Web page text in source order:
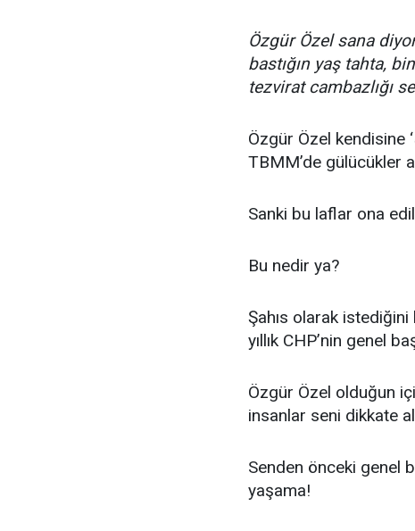
Özgür Özel sana
bastığın yaş tahta,
tezvirat cambazlığı
Özgür Özel kendisine ‘
TBMM’de gülücükler
Sanki bu laflar ona
Bu nedir ya?
Şahıs olarak
yıllık CHP’nin genel
Özgür Özel olduğun
insanlar seni dikkate
Senden önceki genel
yaşama!